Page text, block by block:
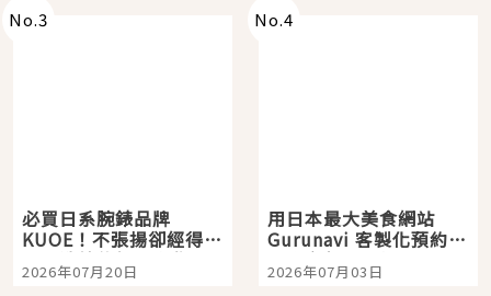
No.3
必買日系腕錶品牌
KUOE！不張揚卻經得起
時間洗鍊的經典之作五
選
2026年07月20日
No.4
用日本最大美食網站
Gurunavi 客製化預約九
大都市餐廳，打造專屬
美食體驗！
2026年07月03日